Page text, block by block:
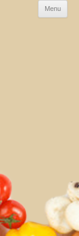
Menu